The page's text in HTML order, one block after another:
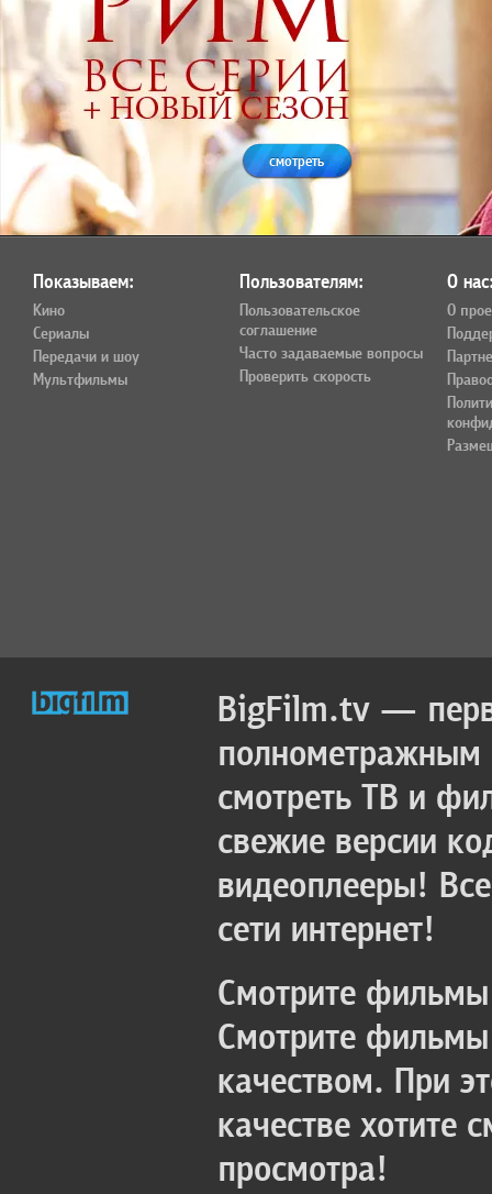
смотреть
Показываем:
Кино
Сериалы
Передачи и шоу
Мультфильмы
Пользователям:
Пользовательское
соглашение
Часто задаваемые вопросы
Проверить скорость
О
О
BigFilm.tv —
полнометражным
смотреть ТВ и
свежие версии
видеоплееры!
сети интернет!
Смотрите
Смотрите
качеством. При
качестве хотите
просмотра!